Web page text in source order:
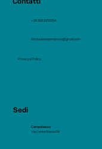
+39 328 2292254
info.lucianodambrosio@gmail.com
Privacy e Policy
Sedi
Campobasso
Via Conte Rosso 54